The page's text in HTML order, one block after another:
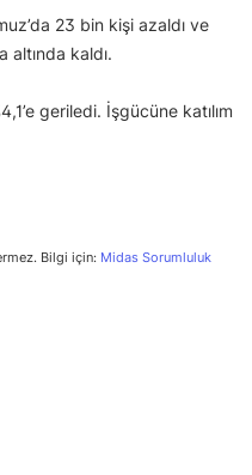
23 bin kişi azaldı ve
altında kaldı.
geriledi. İşgücüne katılım
Bilgi için: Midas Sorumluluk